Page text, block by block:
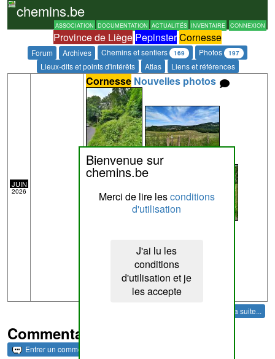
chemins.be
ASSOCIATION DOCUMENTATION ACTUALITÉS INVENTAIRE CONNEXION
Province de Liège PepinsterCornesse
Forum Archives Chemins et sentiers 169 Photos 197
Lieux-dits et points d'intérêts Atlas Liens et références
Bienvenue sur
chemins.be
Merci de lire lesconditions
d'utilisation
J'ai lu les
conditions
d'utilisation et je
les accepte
JUIN
2026
Cornesse Nouvelles photos
la suite...
Commentaires et archives
Entrer un commentaire